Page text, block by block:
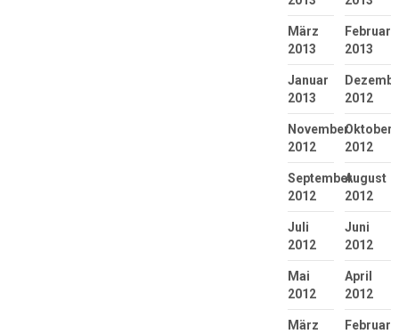
März
2013
Februar
2013
Januar
2013
2012
November
2012
Oktober
2012
September
2012
August
2012
Juli
2012
Juni
2012
Mai
2012
April
2012
März
Februar